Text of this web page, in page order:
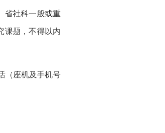
省社科一般或重
课题，不得以内
（座机及手机号